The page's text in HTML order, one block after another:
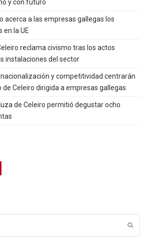
y con futuro
acerca a las empresas gallegas los
en la UE
reclama civismo tras los actos
instalaciones del sector
y competitividad centrarán
de Celeiro dirigida a empresas gallegas
de Celeiro permitió degustar ocho
Submit